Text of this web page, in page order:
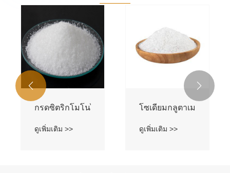
กรดซิตริกโมโนไฮเดรต (CAM)
ดูเพิ่มเติม >>
โซเดียมกลูตาเมต
ดูเพิ่มเติม >>
 